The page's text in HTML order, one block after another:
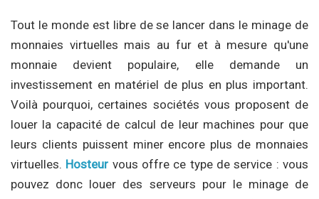
Tout le monde est libre de se lancer dans le minage de
monnaies virtuelles mais au fur et à mesure qu'une
monnaie devient populaire, elle demande un
investissement en matériel de plus en plus important.
Voilà pourquoi, certaines sociétés vous proposent de
louer la capacité de calcul de leur machines pour que
leurs clients puissent miner encore plus de monnaies
virtuelles. Hosteur vous offre ce type de service : vous
pouvez donc louer des serveurs pour le minage de